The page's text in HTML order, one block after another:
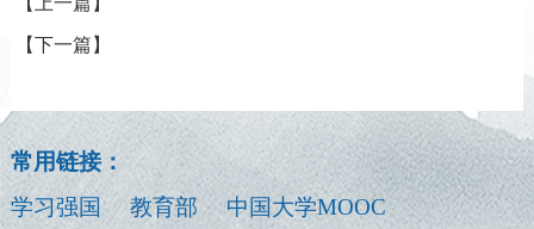
【下一篇】
常用链接：
学习强国
教育部 中国大学MOOC